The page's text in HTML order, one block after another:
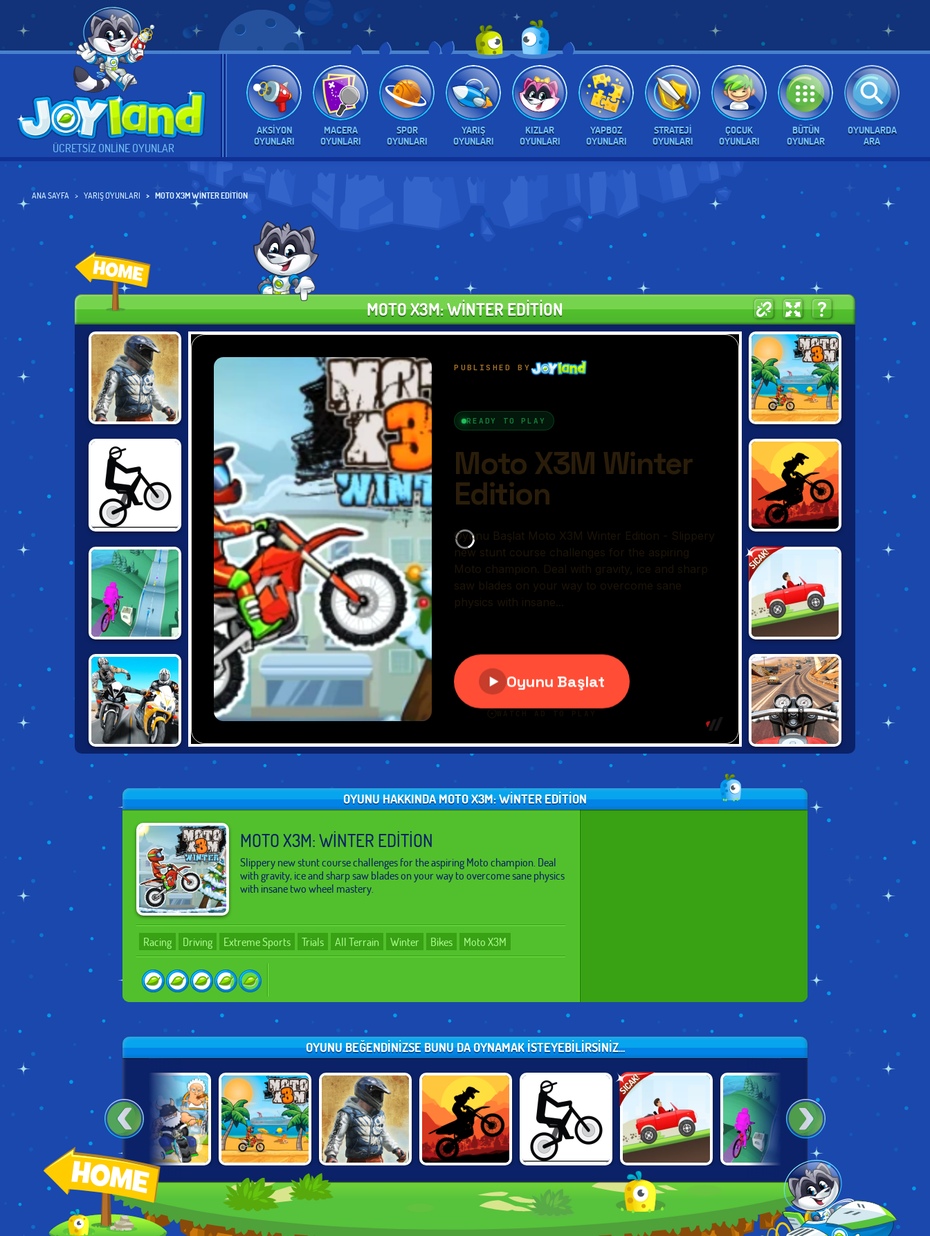
ÜCRETSIZ ONLINE OYUNLAR
AKSIYON
OYUNLARI
MACERA
OYUNLARI
SPOR
OYUNLARI
YARIŞ
OYUNLARI
KIZLAR
OYUNLARI
YAPBOZ
OYUNLARI
STRATEJI
OYUNLARI
ÇOCUK
OYUNLARI
BÜTÜN
OYUNLAR
OYUNLARDA
ARA
ANA SAYFA YARIŞ OYUNLARI MOTO X3M WINTER EDITION
MOTO X3M: WINTER EDITION
JAPAN
FREE RIDER
BIKES HILL
MOTO BIKE
MASTER
MOTO X3M
SICAK!
RACING DELUXE
MOTO ROAD
RASH 3D
OYUNU HAKKINDA MOTO X3M: WINTER EDITION
MOTO X3M: WINTER EDITION
Slippery new stunt course challenges for the aspiring Moto champion. Deal
with gravity, ice and sharp saw blades on your way to overcome sane physics
with insane two wheel mastery.
Racing Driving Extreme Sports Trials All Terrain Winter Bikes Moto X3M
OYUNU BEĞENDINIZSE BUNU DA OYNAMAK ISTEYEBILIRSINIZ...
DIRT BIKE
EXTREME
MADMEN RACING MOTO X3M FREE RIDER
SICAK!
RACING DELUXE
BIKES HILL